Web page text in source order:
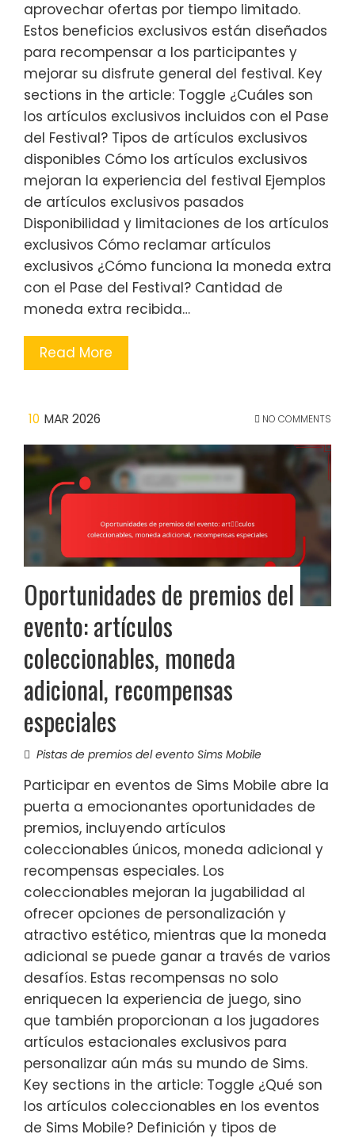
aprovechar ofertas por tiempo limitado.
Estos beneficios exclusivos están diseñados
para recompensar a los participantes y
mejorar su disfrute general del festival. Key
sections in the article: Toggle ¿Cuáles son
los artículos exclusivos incluidos con el Pase
del Festival? Tipos de artículos exclusivos
disponibles Cómo los artículos exclusivos
mejoran la experiencia del festival Ejemplos
de artículos exclusivos pasados
Disponibilidad y limitaciones de los artículos
exclusivos Cómo reclamar artículos
exclusivos ¿Cómo funciona la moneda extra
con el Pase del Festival? Cantidad de
moneda extra recibida…
Read More
10 MAR 2026 NO COMMENTS
Oportunidades de premios del
evento: artículos
coleccionables, moneda
adicional, recompensas
especiales
Pistas de premios del evento Sims Mobile
Participar en eventos de Sims Mobile abre la
puerta a emocionantes oportunidades de
premios, incluyendo artículos
coleccionables únicos, moneda adicional y
recompensas especiales. Los
coleccionables mejoran la jugabilidad al
ofrecer opciones de personalización y
atractivo estético, mientras que la moneda
adicional se puede ganar a través de varios
desafíos. Estas recompensas no solo
enriquecen la experiencia de juego, sino
que también proporcionan a los jugadores
artículos estacionales exclusivos para
personalizar aún más su mundo de Sims.
Key sections in the article: Toggle ¿Qué son
los artículos coleccionables en los eventos
de Sims Mobile? Definición y tipos de